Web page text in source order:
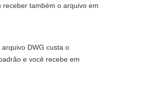
receber também o arquivo em
DWG custa o
e você recebe em